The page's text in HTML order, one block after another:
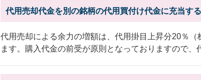
代用売却代金を別の銘柄の代用買付け代金に充当す
代用売却による余力の増額は、代用掛目上昇分20％
ます。購入代金の前受が原則となっておりますので、